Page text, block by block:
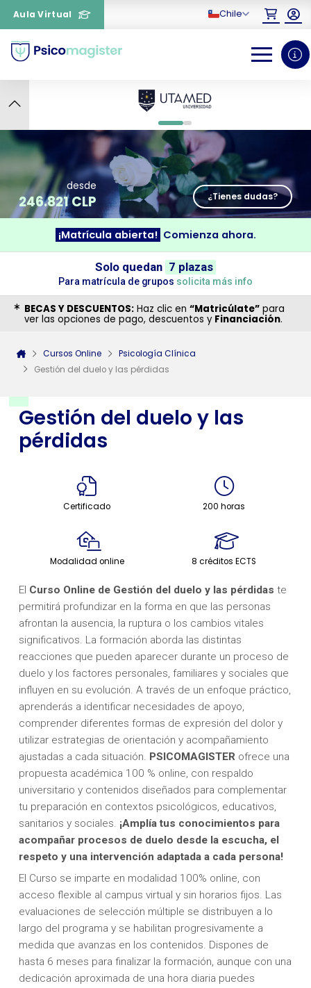
Aula Virtual Chile
0 1
Gestión del duelo y las
pérdidas
Certificado 200 horas
Modalidad online 8 créditos ECTS
El Curso Online de Gestión del duelo y las pérdidas te
permitirá profundizar en la forma en que las personas
afrontan la ausencia, la ruptura o los cambios vitales
significativos. La formación aborda las distintas
reacciones que pueden aparecer durante un proceso de
duelo y los factores personales, familiares y sociales que
influyen en su evolución. A través de un enfoque práctico,
aprenderás a identificar necesidades de apoyo,
comprender diferentes formas de expresión del dolor y
utilizar estrategias de orientación y acompañamiento
ajustadas a cada situación. PSICOMAGISTER ofrece una
propuesta académica 100 % online, con respaldo
universitario y contenidos diseñados para complementar
tu preparación en contextos psicológicos, educativos,
sanitarios y sociales. ¡Amplía tus conocimientos para
acompañar procesos de duelo desde la escucha, el
respeto y una intervención adaptada a cada persona!
El Curso se imparte en modalidad 100% online, con
acceso flexible al campus virtual y sin horarios fijos. Las
evaluaciones de selección múltiple se distribuyen a lo
largo del programa y se habilitan progresivamente a
medida que avanzas en los contenidos. Dispones de
hasta 6 meses para finalizar la formación, aunque con una
dedicación aproximada de una hora diaria puedes
desde
246.821 CLP ¿Tienes dudas?
¡Matrícula abierta! Comienza ahora.
Solo quedan 7 plazas
Para matrícula de grupos solicita más info
BECAS Y DESCUENTOS: Haz clic en “Matricúlate” para
ver las opciones de pago, descuentos y Financiación.
Cursos Online
Psicología Clínica
Gestión del duelo y las pérdidas
¿Necesitas más información
sobre un curso?